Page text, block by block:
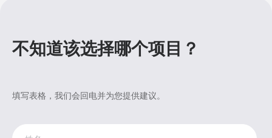
不知道该选择哪个项目？
填写表格，我们会回电并为您提供建议。